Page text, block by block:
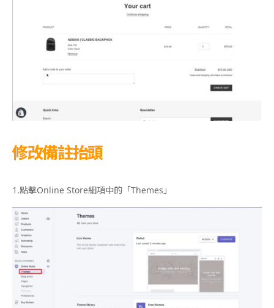
修改備註抬頭
1.點擊Online Store細項中的「Themes 」